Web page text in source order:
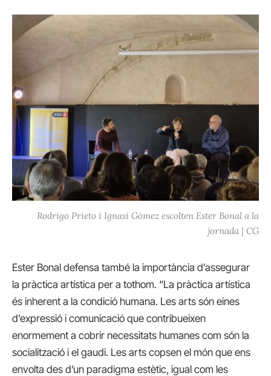
Rodrigo Prieto i Ignasi Gómez escolten Ester Bonal a la
jornada | CG
Ester Bonal defensa també la importància d’assegurar
la pràctica artística per a tothom. “La pràctica artística
és inherent a la condició humana. Les arts són eines
d’expressió i comunicació que contribueixen
enormement a cobrir necessitats humanes com són la
socialització i el gaudi. Les arts copsen el món que ens
envolta des d’un paradigma estètic, igual com les